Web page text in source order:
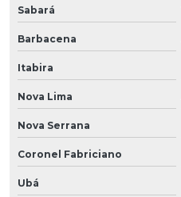
Sabará
Barbacena
Itabira
Nova Lima
Nova Serrana
Coronel Fabriciano
Ubá